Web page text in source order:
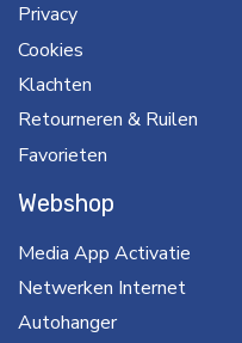
Privacy
Cookies
Klachten
Retourneren & Ruilen
Favorieten
Webshop
Media App Activatie
Netwerken Internet
Autohanger